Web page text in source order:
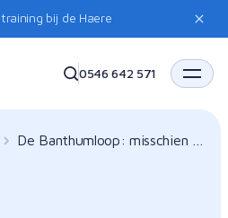
bij de Haere
0546 642 571
De Banthumloop: misschien w